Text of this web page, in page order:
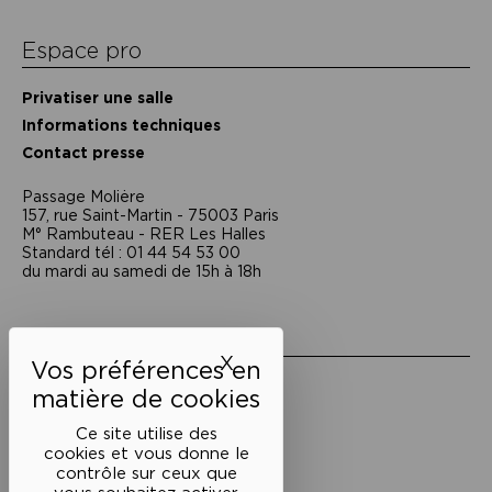
Ce site utilise des
cookies et vous donne le
contrôle sur ceux que
XMasquer le bandeau des
Espace pro
Privatiser une salle
Informations techniques
Contact presse
Passage Moliėre
157, rue Saint-Martin - 75003 Paris
M° Rambuteau - RER Les Halles
Standard tél : 01 44 54 53 00
du mardi au samedi de 15h à 18h
Mentions légales
Politique de confidentialité
Conditions générales de vente
Cookies